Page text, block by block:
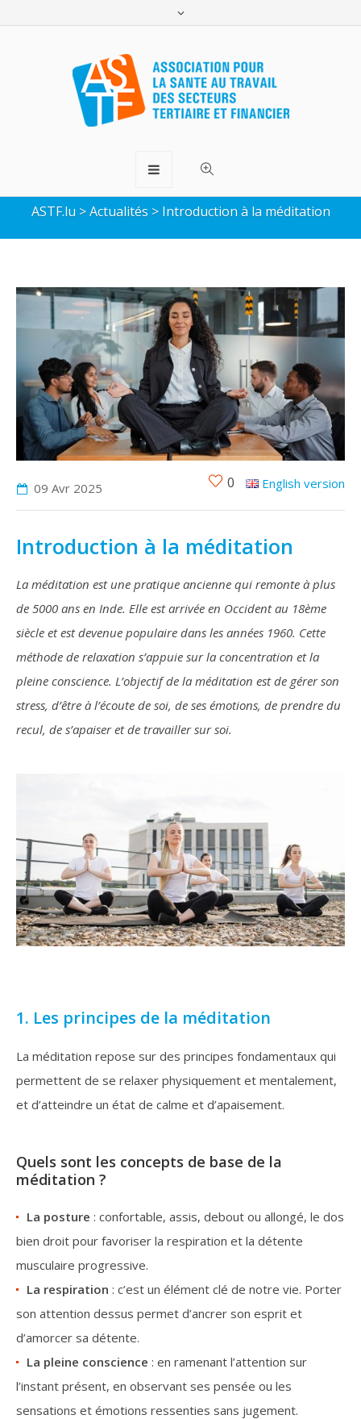
Introduction à la
méditation
ASTF.lu >Actualités > Introduction à la méditation
09 Avr 2025 0 English version
Introduction à la méditation
La méditation est une pratique ancienne qui remonte à plus
de 5000 ans en Inde. Elle est arrivée en Occident au 18ème
siècle et est devenue populaire dans les années 1960. Cette
méthode de relaxation s’appuie sur la concentration et la
pleine conscience. L’objectif de la méditation est de gérer son
stress, d’être à l’écoute de soi, de ses émotions, de prendre du
recul, de s’apaiser et de travailler sur soi.
1. Les principes de la méditation
La méditation repose sur des principes fondamentaux qui
permettent de se relaxer physiquement et mentalement,
et d’atteindre un état de calme et d’apaisement.
Quels sont les concepts de base de la
méditation ?
La posture : confortable, assis, debout ou allongé, le dos
bien droit pour favoriser la respiration et la détente
musculaire progressive.
La respiration : c’est un élément clé de notre vie. Porter
son attention dessus permet d’ancrer son esprit et
d’amorcer sa détente.
La pleine conscience : en ramenant l’attention sur
l’instant présent, en observant ses pensée ou les
sensations et émotions ressenties sans jugement.